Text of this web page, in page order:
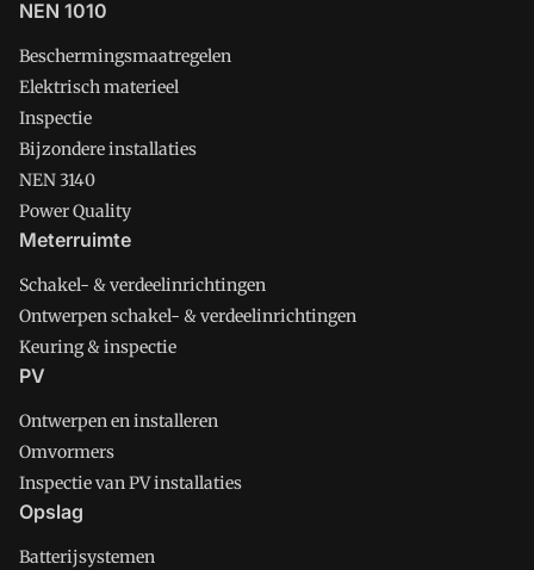
NEN 1010
Beschermingsmaatregelen
Elektrisch materieel
Inspectie
Bijzondere installaties
NEN 3140
Power Quality
Meterruimte
Schakel- & verdeelinrichtingen
Ontwerpen schakel- & verdeelinrichtingen
Keuring & inspectie
PV
Ontwerpen en installeren
Omvormers
Inspectie van PV installaties
Opslag
Batterijsystemen